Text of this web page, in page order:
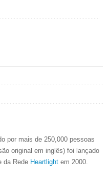
por mais de 250,000 pessoas
original em inglês) foi lançado
da Rede Heartlight em 2000.